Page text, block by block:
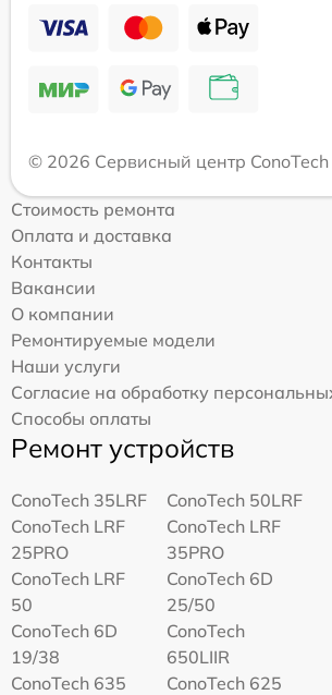
© 2026 Сервисный центр ConoTech
Стоимость ремонта
Оплата и доставка
Контакты
Вакансии
О компании
Ремонтируемые модели
Наши услуги
Согласие на обработку
Способы оплаты
Ремонт устройств
ConoTech 35LRF
ConoTech 50LRF
ConoTech LRF
25PRO
ConoTech LRF
35PRO
ConoTech LRF
50
ConoTech 6D
25/50
ConoTech 6D
19/38
ConoTech
650LIIR
ConoTech 635
ConoTech 625